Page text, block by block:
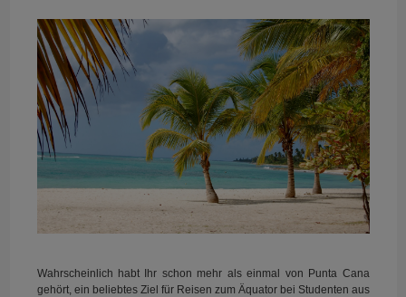
Wahrscheinlich habt Ihr schon mehr als einmal von Punta Cana
gehört, ein beliebtes Ziel für Reisen zum Äquator bei Studenten aus